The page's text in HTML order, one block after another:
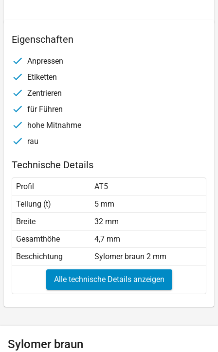
Eigenschaften
Anpressen
Etiketten
Zentrieren
für Führen
hohe Mitnahme
rau
Technische Details
Profil
AT5
Teilung (t)
5 mm
Breite
32 mm
Gesamthöhe
4,7 mm
Beschichtung
Sylomer braun 2 mm
Alle technische Details anzeigen
Sylomer braun